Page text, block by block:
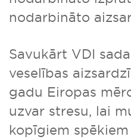
nodarbināto
Savukārt VDI
veselības
gadu Eiropas
uzvar stresu, lai
kopīgiem